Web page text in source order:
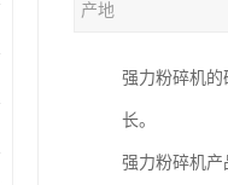
产地
强力粉碎机
长。
强力粉碎机产